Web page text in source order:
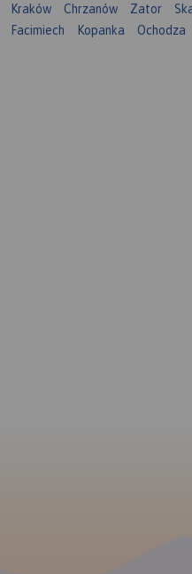
Kraków Chrzanów Zator
Facimiech
Kopanka Ochodza